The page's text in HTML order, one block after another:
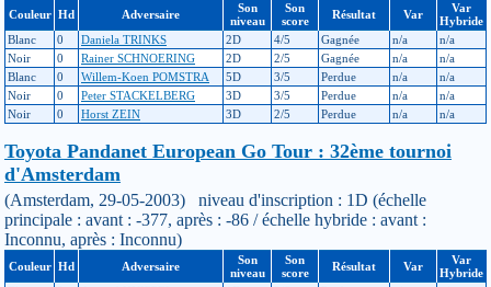
Couleur Hd Adversaire
Son
niveau
Son
score
Résultat Var
Var
Hybride
Blanc
0 Daniela TRINKS 2D 4/5 Gagnée n/a
n/a
Noir
0 Rainer SCHNOERING 2D 2/5 Gagnée n/a
n/a
Blanc
0 Willem-Koen POMSTRA 5D 3/5 Perdue n/a
n/a
Noir
0 Peter STACKELBERG 3D 3/5 Perdue n/a
n/a
Noir
0 Horst ZEIN 3D 2/5 Perdue n/a n/a
Toyota Pandanet European Go Tour : 32ème tournoi
d'Amsterdam
(Amsterdam, 29-05-2003) niveau d'inscription : 1D (échelle
principale : avant : -377, après : -86 / échelle hybride : avant :
Inconnu, après : Inconnu)
Couleur Hd Adversaire
Son
niveau
Son
score
Résultat Var
Var
Hybride